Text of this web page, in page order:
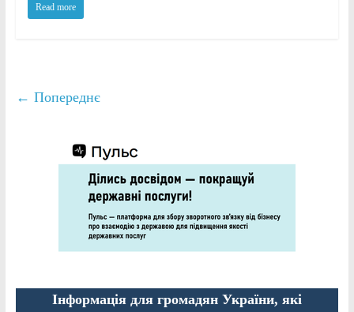
Read more
← Попереднє
Інформація для громадян України, які